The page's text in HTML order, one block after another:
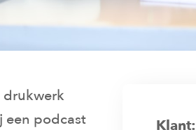
een podcast
Klant: